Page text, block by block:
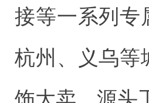
接等一系列专
杭州、义乌等